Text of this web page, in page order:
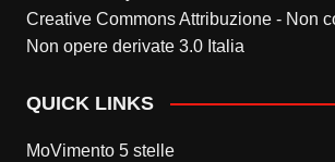
Creative Commons Attribuzione - Non
Non opere derivate 3.0 Italia
QUICK LINKS
MoVimento 5 stelle